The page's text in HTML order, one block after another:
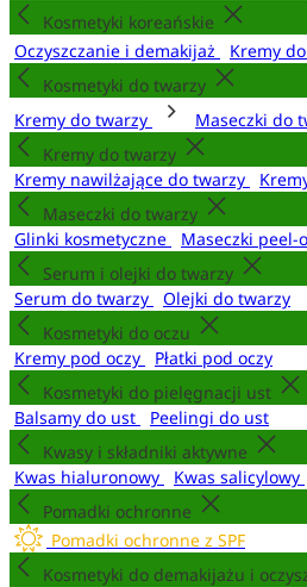
Kosmetyki koreańskie
Oczyszczanie i demakijaż
Kremy
Kosmetyki do twarzy
Kremy do twarzy
Maseczki do
Kremy do twarzy
Kremy nawilżające do twarzy
Maseczki do twarzy
Glinki kosmetyczne
Maseczki peel-
Serum i olejki do twarzy
Serum do twarzy
Olejki do twarzy
Kosmetyki do oczu
Kremy pod oczy
Płatki pod oczy
Kosmetyki do pielęgnacji ust
Balsamy do ust
Peelingi do ust
Kwasy i składniki aktywne
Kwas hialuronowy
Kwas salicylowy
Pomadki ochronne
Pomadki ochronne z SPF
Kosmetyki do demakijażu i